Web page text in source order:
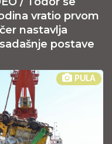
vratio prvom
nastavlja
postave
PULA